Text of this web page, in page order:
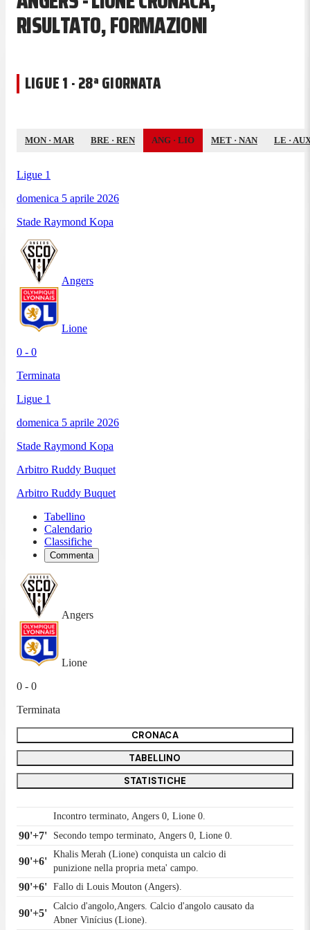
RISULTATO, FORMAZIONI
LIGUE 1 · 28ª GIORNATA
MON · MAR BRE · REN ANG · LIO MET · NAN LE ·
Ligue 1
domenica 5 aprile 2026
Stade Raymond Kopa
Angers
Lione
0 - 0
Terminata
Ligue 1
domenica 5 aprile 2026
Stade Raymond Kopa
Arbitro Ruddy Buquet
Arbitro Ruddy Buquet
Tabellino
Calendario
Classifiche
Commenta
Angers
Lione
0 - 0
Terminata
CRONACA
TABELLINO
STATISTICHE
Incontro terminato, Angers 0, Lione 0.
90'+7' Secondo tempo terminato, Angers 0, Lione 0.
90'+6'
Khalis Merah (Lione) conquista un calcio di
punizione nella propria meta' campo.
90'+6' Fallo di Louis Mouton (Angers).
90'+5'
Calcio d'angolo,Angers. Calcio d'angolo causato da
Abner Vinícius (Lione).